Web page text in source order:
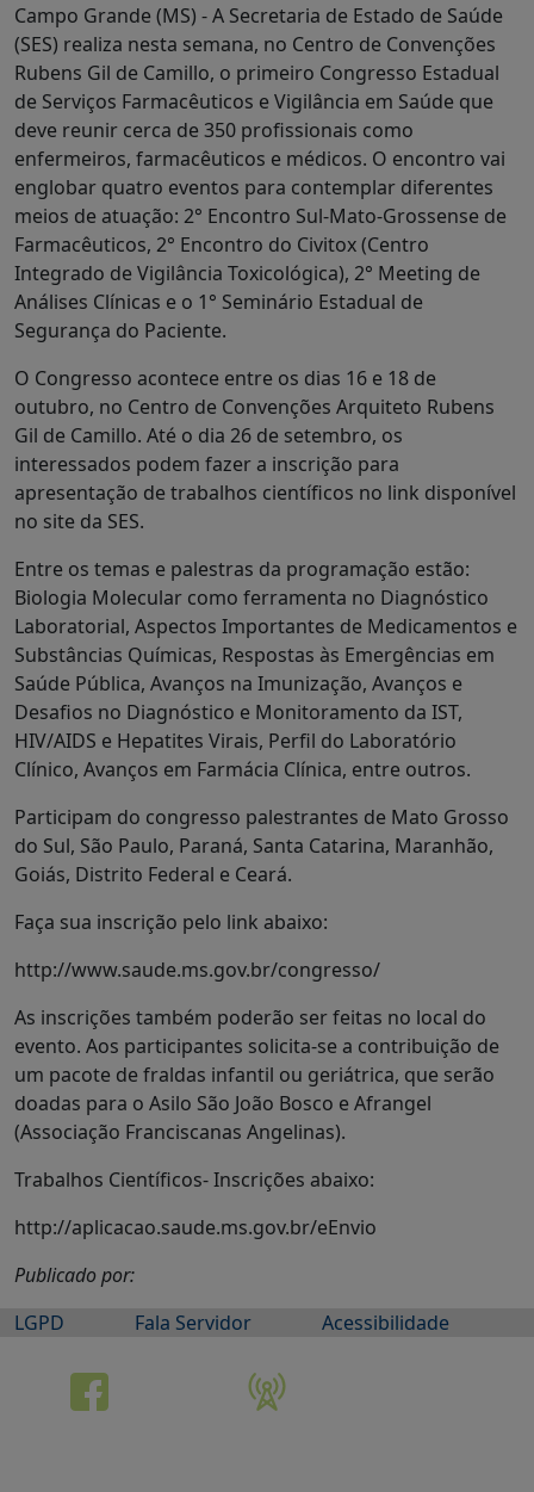
Campo Grande (MS) - A Secretaria de Estado de Saúde
(SES) realiza nesta semana, no Centro de Convenções
Rubens Gil de Camillo, o primeiro Congresso Estadual
de Serviços Farmacêuticos e Vigilância em Saúde que
deve reunir cerca de 350 profissionais como
enfermeiros, farmacêuticos e médicos. O encontro vai
englobar quatro eventos para contemplar diferentes
meios de atuação: 2° Encontro Sul-Mato-Grossense de
Farmacêuticos, 2° Encontro do Civitox (Centro
Integrado de Vigilância Toxicológica), 2° Meeting de
Análises Clínicas e o 1° Seminário Estadual de
Segurança do Paciente.
O Congresso acontece entre os dias 16 e 18 de
outubro, no Centro de Convenções Arquiteto Rubens
Gil de Camillo. Até o dia 26 de setembro, os
interessados podem fazer a inscrição para
apresentação de trabalhos científicos no link disponível
no site da SES.
Entre os temas e palestras da programação estão:
Biologia Molecular como ferramenta no Diagnóstico
Laboratorial, Aspectos Importantes de Medicamentos e
Substâncias Químicas, Respostas às Emergências em
Saúde Pública, Avanços na Imunização, Avanços e
Desafios no Diagnóstico e Monitoramento da IST,
HIV/AIDS e Hepatites Virais, Perfil do Laboratório
Clínico, Avanços em Farmácia Clínica, entre outros.
Participam do congresso palestrantes de Mato Grosso
do Sul, São Paulo, Paraná, Santa Catarina, Maranhão,
Goiás, Distrito Federal e Ceará.
Faça sua inscrição pelo link abaixo:
http://www.saude.ms.gov.br/congresso/
As inscrições também poderão ser feitas no local do
evento. Aos participantes solicita-se a contribuição de
um pacote de fraldas infantil ou geriátrica, que serão
doadas para o Asilo São João Bosco e Afrangel
(Associação Franciscanas Angelinas).
Trabalhos Científicos- Inscrições abaixo:
http://aplicacao.saude.ms.gov.br/eEnvio
Publicado por:
LGPD
Fala Servidor Acessibilidade